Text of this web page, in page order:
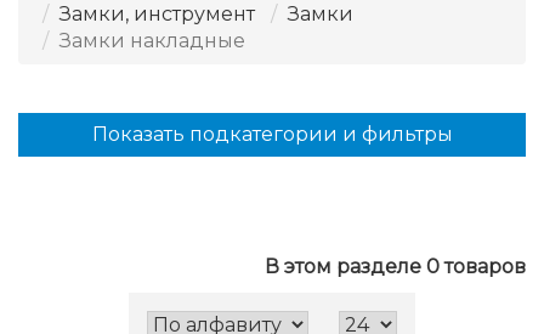
Замки, инструмент
Замки
Замки накладные
В этом разделе 0 товаров
Показать подкатегории и фильтры